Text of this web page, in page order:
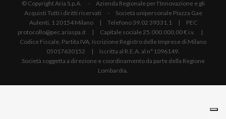
© Copyright Aria S.p.A. - Azienda Regionale per l'Innovazione e gli
Acquisti Tutti i diritti riservati - Società unipersonale Piazza Gae
Aulenti, 1 20154 Milano | Telefono 39.02 39331.1 | PEC
protocollo@pec.ariaspa.it | Capitale sociale 25.000.000,00 € i.v. |
Codice Fiscale, Partita IVA, Iscrizione Registro delle Imprese di Milano
05017630152 | Iscritta al R.E.A. al n°1096149.
Società soggetta a direzione e coordinamento da parte della Regione
Lombardia.